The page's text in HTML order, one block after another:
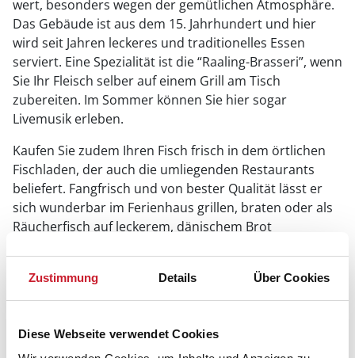
Zustimmung Details Über Cookies
Diese Webseite verwendet Cookies
wert, besonders wegen der gemütlichen Atmosphäre.
Das Gebäude ist aus dem 15. Jahrhundert und hier
wird seit Jahren leckeres und traditionelles Essen
serviert. Eine Spezialität ist die “Raaling-Brasseri”, wenn
Sie Ihr Fleisch selber auf einem Grill am Tisch
zubereiten. Im Sommer können Sie hier sogar
Livemusik erleben.
Kaufen Sie zudem Ihren Fisch frisch in dem örtlichen
Fischladen, der auch die umliegenden Restaurants
beliefert. Fangfrisch und von bester Qualität lässt er
sich wunderbar im Ferienhaus grillen, braten oder als
Räucherfisch auf leckerem, dänischem Brot
Mittagsangebot, zum Mitnehmen an den Strand,
bestellt werden.
Houer Kunsthandwerk